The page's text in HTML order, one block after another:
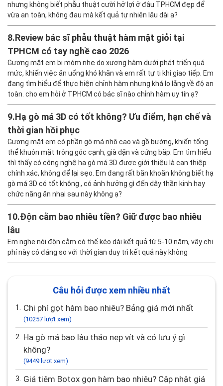
nhưng không biết phẫu thuật cười hở lợi ở đâu TPHCM đẹp để
vừa an toàn, không đau mà kết quả tự nhiên lâu dài ạ?
8.Review bác sĩ phẫu thuật hàm mặt giỏi tại
TPHCM có tay nghề cao 2026
Gương mặt em bị móm nhẹ do xương hàm dưới phát triển quá
mức, khiến việc ăn uống khó khăn và em rất tự ti khi giao tiếp. Em
đang tìm hiểu để thực hiện chỉnh hàm nhưng khá lo lắng về độ an
toàn. cho em hỏi ở TPHCM có bác sĩ nào chỉnh hàm uy tín ạ?
9.Hạ gò má 3D có tốt không? Ưu điểm, hạn chế và
thời gian hồi phục
Gương mặt em có phần gò má nhô cao và gồ bướng, khiến tổng
thể khuôn mặt trông góc cạnh, già dặn và cứng bắp. Em tìm hiểu
thì thấy có công nghệ hạ gò má 3D được giới thiệu là can thiệp
chính xác, không để lại sẹo. Em đang rất băn khoăn không biết hạ
gò má 3D có tốt không , có ảnh hưởng gì đến dây thần kinh hay
chức năng ăn nhai sau này không ạ?
10.Độn cằm bao nhiêu tiền? Giữ được bao nhiêu
lâu
Em nghe nói độn cằm có thể kéo dài kết quả từ 5-10 năm, vậy chi
phí này có đáng so với thời gian duy trì kết quả này không
Câu hỏi được xem nhiều nhất
1. Chi phí gọt hàm bao nhiêu? Bảng giá mới nhất
(10257 lượt xem)
2. Hạ gò má bao lâu tháo nẹp vít và có lưu ý gì
không?
(9449 lượt xem)
3. Giá tiêm Botox gọn hàm bao nhiêu? Cập nhật giá